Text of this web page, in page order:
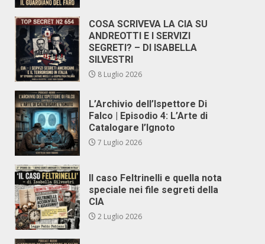
COSA SCRIVEVA LA CIA SU
ANDREOTTI E I SERVIZI
SEGRETI? – DI ISABELLA
SILVESTRI
8 Luglio 2026
L’Archivio dell’Ispettore Di
Falco | Episodio 4: L’Arte di
Catalogare l’Ignoto
7 Luglio 2026
Il caso Feltrinelli e quella nota
speciale nei file segreti della
CIA
2 Luglio 2026